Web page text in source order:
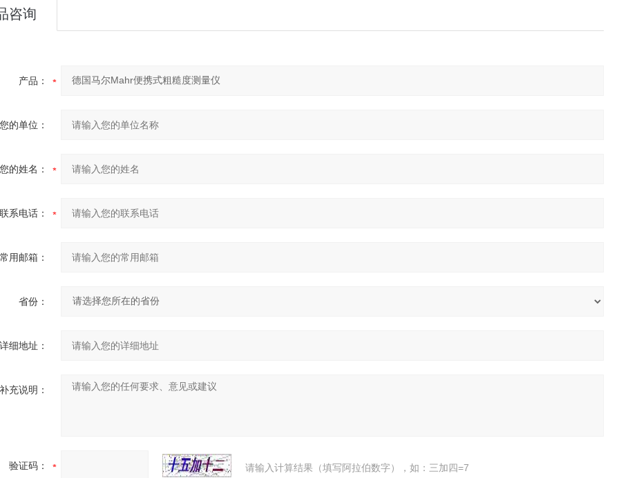
咨询
产品：
您的单位：
您的姓名：
联系电话：
常用邮箱：
省份：
详细地址：
补充说明：
验证码： 请输入计算结果（填写阿拉伯数字），如：三加四=7